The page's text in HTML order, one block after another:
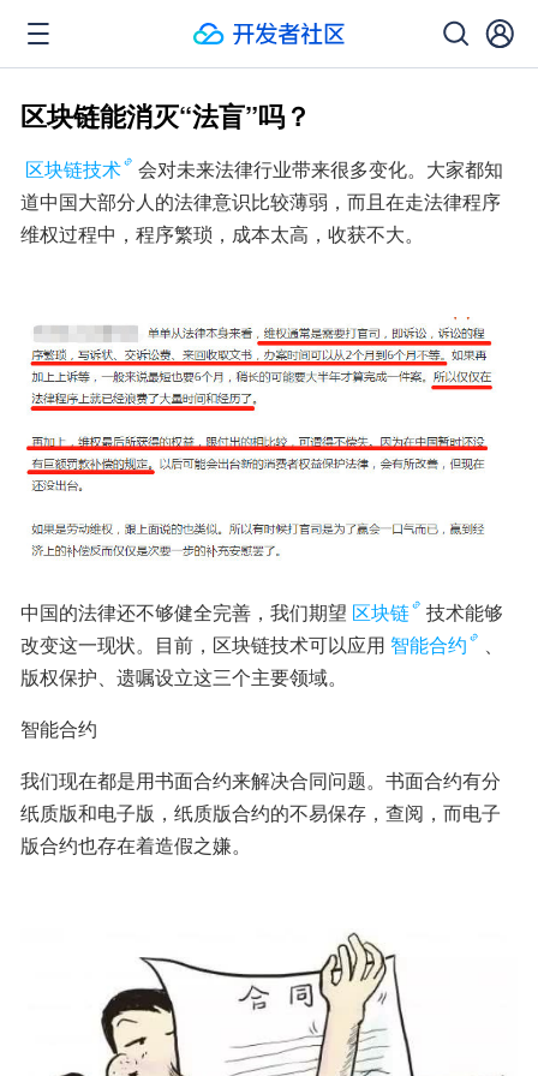
区块链能消灭“法盲”吗？
区块链技术
会对未来法律行业带来很多变化。大家都知
道中国大部分人的法律意识比较薄弱，而且在走法律程序
维权过程中，程序繁琐，成本太高，收获不大。
中国的法律还不够健全完善，我们期望 区块链
技术能够
改变这一现状。目前，区块链技术可以应用 智能合约
、
版权保护、遗嘱设立这三个主要领域。
智能合约
我们现在都是用书面合约来解决合同问题。书面合约有分
纸质版和电子版，纸质版合约的不易保存，查阅，而电子
版合约也存在着造假之嫌。